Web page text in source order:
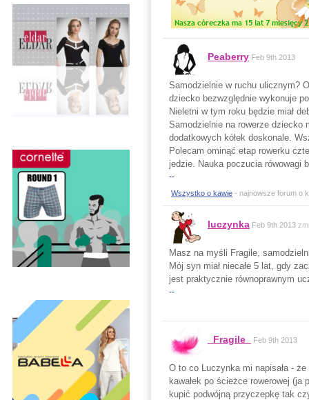
Peaberry Feb 9th 2013
Samodzielnie w ruchu ulicznym?
dziecko bezwzględnie wykonuje
Nieletni w tym roku będzie miał
Samodzielnie na rowerze dziecko
dodatkowych kółek doskonale.
Polecam ominąć etap rowerku
jedzie. Nauka poczucia rówowagi
--
Wszystko o kawie - najnowsze forum o
luczynka Feb 9th 2013
Masz na myśli Fragile,
Mój syn miał niecałe 5 lat, gdy
jest praktycznie równoprawnym
--
_Fragile_ Feb 9th 2013
O to co Luczynka mi napisała -
kawałek po ścieżce rowerowej
kupić podwójną przyczepkę tak